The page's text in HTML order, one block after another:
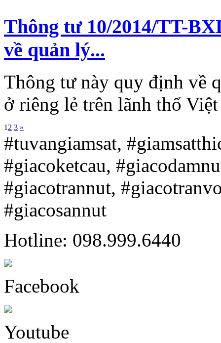
Thông tư 10/2014/TT-
về quản lý...
Thông tư này quy định về
ở riêng lẻ trên lãnh thổ
1 2 3 »
#tuvangiamsat,
#giacoketcau,
#giacotrannut,
#giacosannut
Hotline: 098.999.6440
Facebook
Youtube